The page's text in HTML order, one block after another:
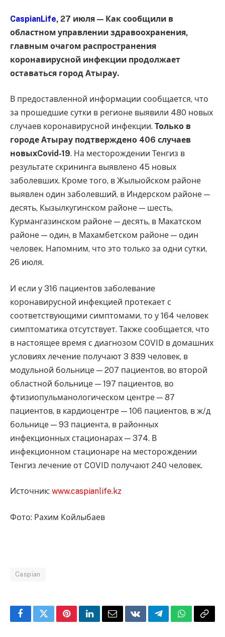
CaspianLife, 27 июля — Как сообщили в
областном управлении здравоохранения,
главным очагом распространения
коронавирусной инфекции продолжает
оставаться город Атырау.
В предоставленной информации сообщается, что
за прошедшие сутки в регионе выявили 480 новых
случаев коронавирусной инфекции. Только в
городе Атырау подтверждено 406 случаев
новыхCovid-19. На месторождении Тенгиз в
результате скрининга выявлено 45 новых
заболевших. Кроме того, в Жылыойском районе
выявлен один заболевший, в Индерском районе —
десять, Кызылкугинском районе — шесть,
Курмангазинском районе — десять, в Макатском
районе — один, в Махамбетском районе — один
человек. Напомним, что это только за одни сутки,
26 июля.
И если у 316 пациентов заболевание
коронавирусной инфекцией протекает с
соответствующими симптомами, то у 164 человек
симптоматика отсутствует. Также сообщается, что
в настоящее время с диагнозом COVID в домашних
условиях лечение получают 3 839 человек, в
модульной больнице — 207 пациентов, во второй
областной больнице — 197 пациентов, во
фтизиопульманологическом центре — 87
пациентов, в кардиоцентре — 106 пациентов, в ж/д
больнице — 93 пациента, в районных
инфекционных стационарах — 374. В
инфекционном стационаре на месторождении
Тенгиз лечение от COVID получают 240 человек.
Источник: www.caspianlife.kz
Фото: Рахим Койлыбаев
Caspian
FacebookTwitterPinterestLinkedInEmailVKontakteTelegramWhatsApp
Copy